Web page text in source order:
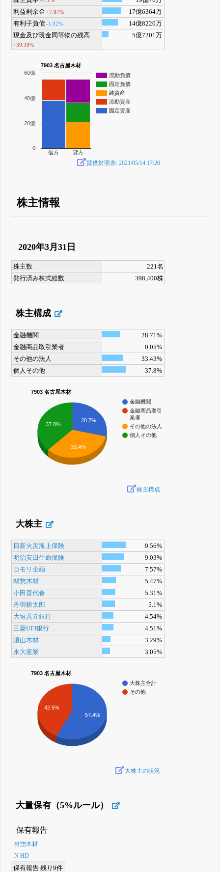
利益剰余金+7.87%
17億6364万
有利子負債-1.02%
14億8220万
現金及び現金同等物の残高
+39.38%
5億7201万
7903 名古屋木材
流動負債
固定負債
純資産
流動資産
固定資産
借方 貸方
0
20億
40億
60億
貸借対照表: 2021/05/14 17:20
株主情報
2020年3月31日
株主数
221名
発行済み株式総数
398,400株
株主構成
金融機関
28.71%
金融商品取引業者
0.05%
その他の法人
33.43%
個人その他
37.8%
7903 名古屋木材
金融機関
金融商品取引
業者
その他の法人
個人その他
28.7%
37.8%
33.4%
株主構成
大株主
日新火災海上保険
9.56%
明治安田生命保険
9.03%
コモリ企画
7.57%
材惣木材
5.47%
小田喜代春
5.31%
丹羽耕太郎
5.1%
大垣共立銀行
4.54%
三菱UFJ銀行
4.51%
須山木材
3.29%
永大産業
3.05%
7903 名古屋木材
大株主合計
その他
42.6%
57.4%
大株主の状況
大量保有（5%ルール）
保有報告
材惣木材
N HD
保有報告 残り9件